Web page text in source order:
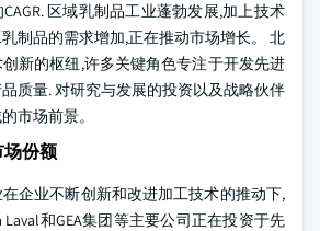
区域乳制品工业蓬勃发展,加上技术
制品的需求增加,正在推动市场增长。 北
新的枢纽,许多关键角色专注于开发先进
质量. 对研究与发展的投资以及战略伙伴
市场前景。
份额
企业不断创新和改进加工技术的推动下,
和GEA集团等主要公司正在投资于先